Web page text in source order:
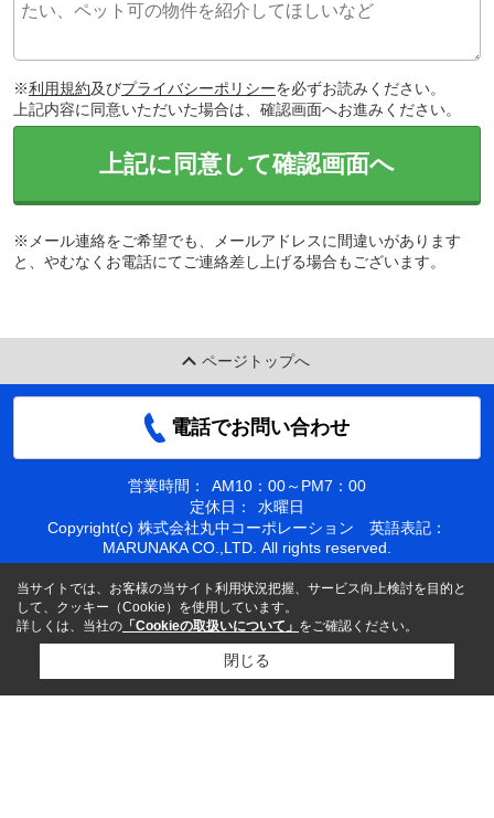
※利用規約及びプライバシーポリシーを必ずお読みください。
上記内容に同意いただいた場合は、確認画面へお進みください。
上記に同意して確認画面へ
※メール連絡をご希望でも、メールアドレスに間違いがあります
と、やむなくお電話にてご連絡差し上げる場合もございます。
ページトップへ
電話でお問い合わせ
営業時間：
AM10：00～PM7：00
定休日：
水曜日
Copyright(c) 株式会社丸中コーポレーション 英語表記：
MARUNAKA CO.,LTD. All rights reserved.
当サイトでは、お客様の当サイト利用状況把握、サービス向上検討を目的と
して、クッキー（Cookie）を使用しています。
詳しくは、当社の 「Cookieの取扱いについて」 をご確認ください。
閉じる